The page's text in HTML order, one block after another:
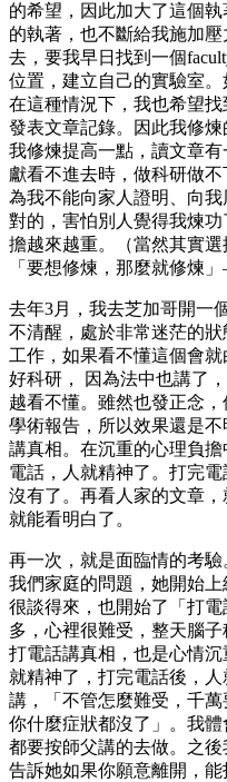
的希望，因此加大了這個
的執著，也不斷給我施加
去，要我早日找到一個
位置，建立自己的實驗室。
在這種情況下，我也希望
發表文章記錄。因此我修
我修煉提高一點，讀文章
獻看不進去時，做科研做
為我不能向家人證明、向
對的，害怕別人覺得我煉
擔越來越重。（當然其實選
「要想修煉，那麼就修煉
去年3月，我去芝加哥開一
不清醒，處於非常迷茫的
工作，如果看不懂這個會
好科研， 因為法中也講了
越看不懂。雖然也發正念
學術報告，所以效果還是
講真相。在沉重的心理負
電話，人就精神了。打完
沒有了。再看人家的文章
就能看明白了。
再一次，就是面臨情的考
我們家庭的問題，她開始
很談得來，也開始了「打
多，心裡很難受，整天腦
打電話講真相，也是心情
就精神了，打完電話後，
講，「不管怎麼難受，千
你什麼症狀都沒了」。我
都要按師父講的去做。之
告訴她如果你願意離開，